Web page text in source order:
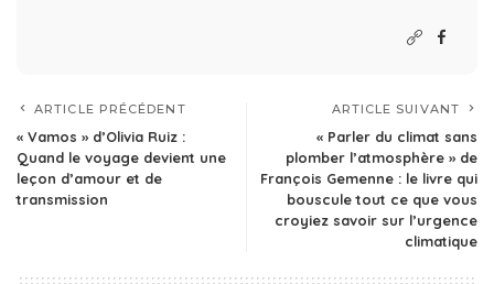
ARTICLE PRÉCÉDENT
« Vamos » d’Olivia Ruiz :
Quand le voyage devient une
leçon d’amour et de
transmission
ARTICLE SUIVANT
« Parler du climat sans
plomber l’atmosphère » de
François Gemenne : le livre qui
bouscule tout ce que vous
croyiez savoir sur l’urgence
climatique